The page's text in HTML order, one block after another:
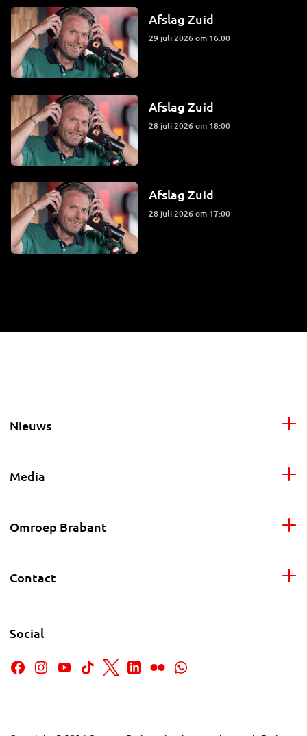
Afslag Zuid
29 juli 2026 om 16:00
Afslag Zuid
28 juli 2026 om 18:00
Afslag Zuid
28 juli 2026 om 17:00
Nieuws
Media
Omroep Brabant
Contact
Social